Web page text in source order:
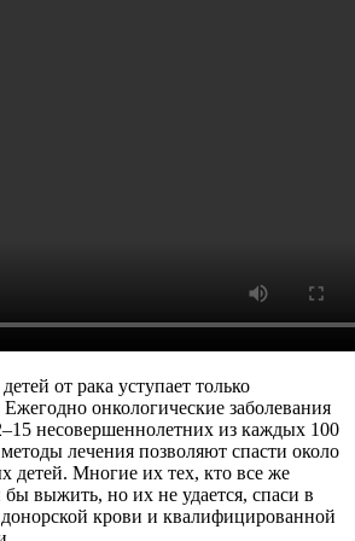
от рака уступает только
онкологические заболевания
несовершеннолетних из каждых 100
лечения позволяют спасти около
детей. Многие их тех, кто все же
бы выжить, но их не удается, спаси в
донорской крови и квалифицированной